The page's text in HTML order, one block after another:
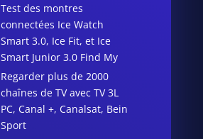
Test des montres
connectées Ice Watch
Smart 3.0, Ice Fit, et Ice
Smart Junior 3.0 Find My
Regarder plus de 2000
chaînes de TV avec TV 3L
PC, Canal +, Canalsat, Bein
Sport